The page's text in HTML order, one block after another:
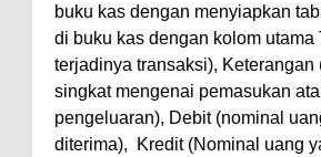
buku kas dengan menyiapkan
di buku kas dengan kolom utama
terjadinya transaksi), Keterangan
singkat mengenai pemasukan
pengeluaran), Debit (nominal
diterima), Kredit (Nominal uang